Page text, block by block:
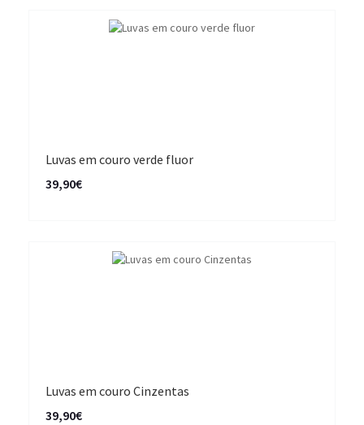
Luvas em couro verde fluor
39,90€
Luvas em couro Cinzentas
39,90€